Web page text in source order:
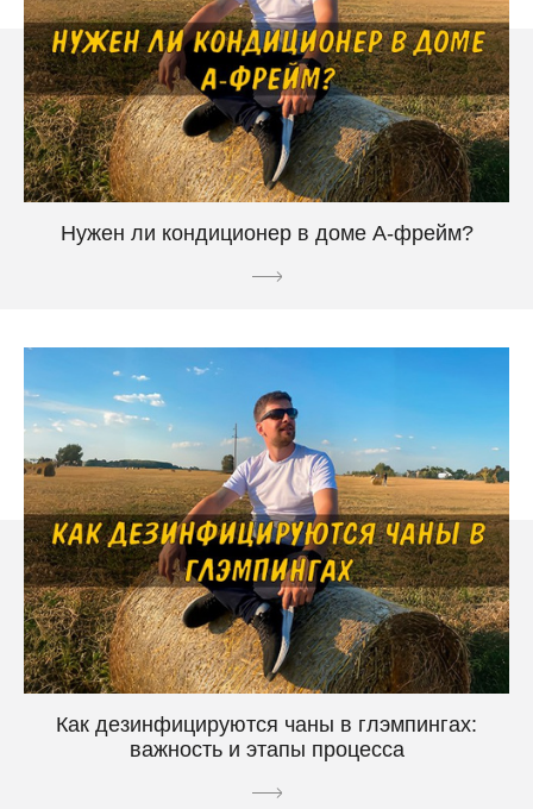
Нужен ли кондиционер в доме А-фрейм?
Как дезинфицируются чаны в глэмпингах:
важность и этапы процесса